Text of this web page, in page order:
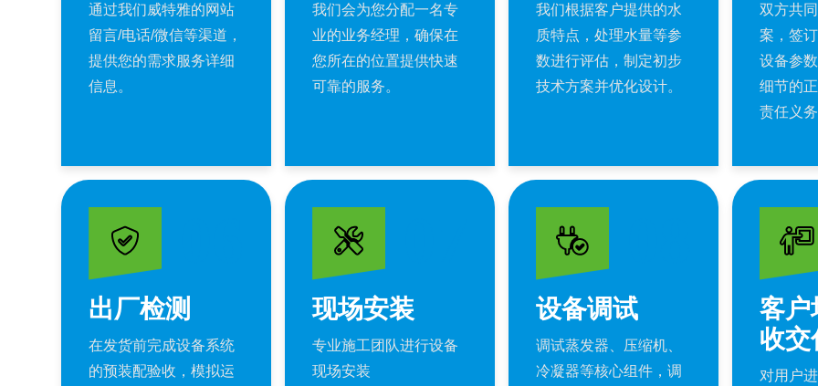
通过我们威特雅的网站
留言/电话/微信等渠道，
提供您的需求服务详细
信息。
我们会为您分配一名专
业的业务经理，确保在
您所在的位置提供快速
可靠的服务。
我们根据客户提供的水
质特点，处理水量等参
数进行评估，制定初步
技术方案并优化设计。
双方共
案，签
设备参
细节的
责任义
出厂检测
在发货前完成设备系统
的预装配验收，模拟运
现场安装
专业施工团队进行设备
现场安装
设备调试
调试蒸发器、压缩机、
冷凝器等核心组件，调
客户
收交
对用户